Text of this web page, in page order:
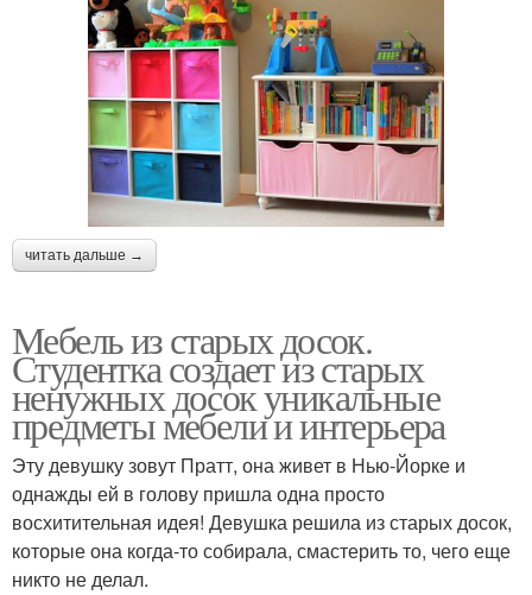
читать дальше →
Мебель из старых досок.
Студентка создает из старых
ненужных досок уникальные
предметы мебели и интерьера
Эту девушку зовут Пратт, она живет в Нью-Йорке и
однажды ей в голову пришла одна просто
восхитительная идея! Девушка решила из старых досок,
которые она когда-то собирала, смастерить то, чего еще
никто не делал.